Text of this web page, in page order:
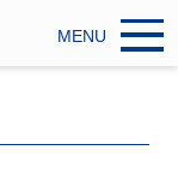
MENU